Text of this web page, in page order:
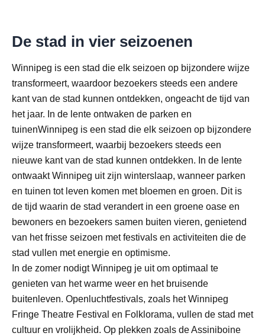
De stad in vier seizoenen
Winnipeg is een stad die elk seizoen op bijzondere wijze
transformeert, waardoor bezoekers steeds een andere
kant van de stad kunnen ontdekken, ongeacht de tijd van
het jaar. In de lente ontwaken de parken en
tuinenWinnipeg is een stad die elk seizoen op bijzondere
wijze transformeert, waarbij bezoekers steeds een
nieuwe kant van de stad kunnen ontdekken. In de lente
ontwaakt Winnipeg uit zijn winterslaap, wanneer parken
en tuinen tot leven komen met bloemen en groen. Dit is
de tijd waarin de stad verandert in een groene oase en
bewoners en bezoekers samen buiten vieren, genietend
van het frisse seizoen met festivals en activiteiten die de
stad vullen met energie en optimisme.
In de zomer nodigt Winnipeg je uit om optimaal te
genieten van het warme weer en het bruisende
buitenleven. Openluchtfestivals, zoals het Winnipeg
Fringe Theatre Festival en Folklorama, vullen de stad met
cultuur en vrolijkheid. Op plekken zoals de Assiniboine